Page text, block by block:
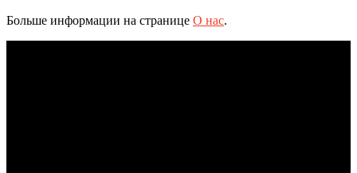
Больше информации на странице О нас.